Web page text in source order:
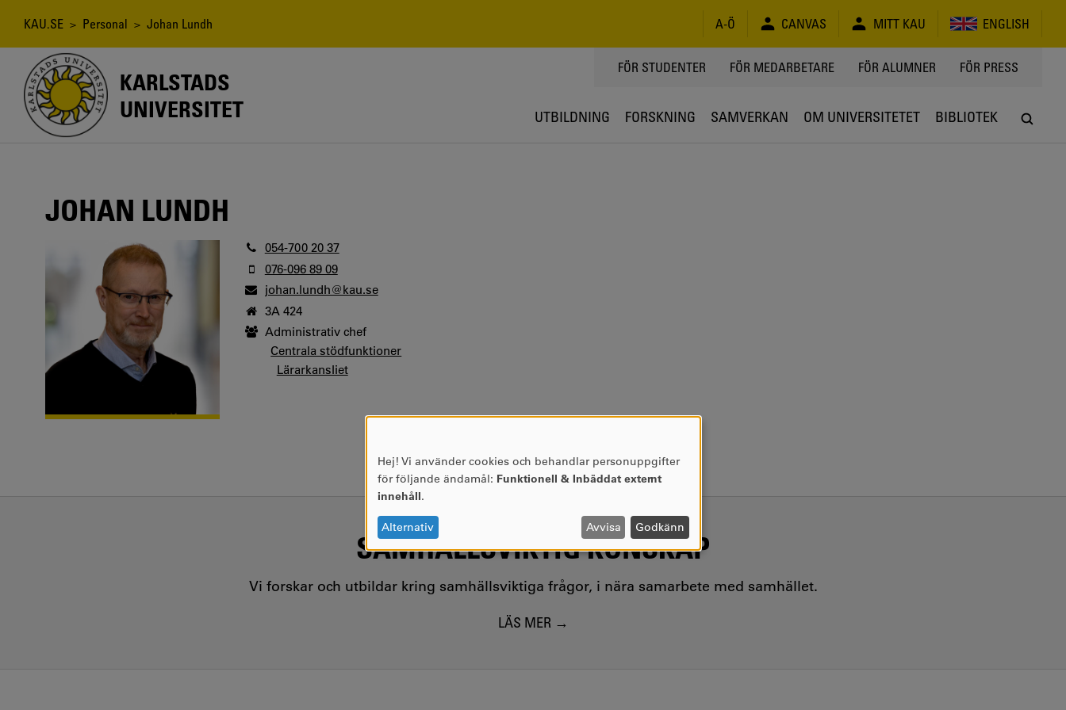
Länkstig
KAU.SE > Personal > Johan Lundh A-Ö CANVAS MITT KAU ENGLISH
KARLSTADS
UNIVERSITET
TOPPMENY
FÖR STUDENTER FÖR MEDARBETARE FÖR ALUMNER FÖR PRESS
UTBILDNING FORSKNING SAMVERKAN OM UNIVERSITETET BIBLIOTEK
JOHAN LUNDH
054-700 20 37
076-096 89 09
johan.lundh@kau.se
3A 424
Administrativ chef
Centrala stödfunktioner
Lärarkansliet
SAMHÄLLSVIKTIG KUNSKAP
Vi forskar och utbildar kring samhällsviktiga frågor, i nära samarbete med samhället.
LÄS MER
ANVÄNDNING
AV
OCH
COOKIES
Hej! Vi använder cookies och behandlar personuppgifter
för följande ändamål: Funktionell & Inbäddat externt
innehåll.
Alternativ Avvisa Godkänn